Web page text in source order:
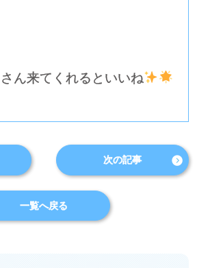
さん来てくれるといいね
一覧へ戻る
次の記事